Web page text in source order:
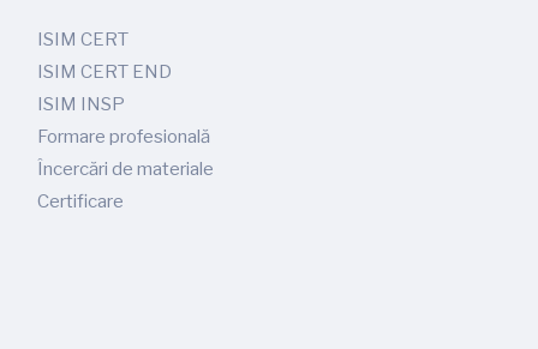
ISIM CERT
ISIM CERT END
ISIM INSP
Formare profesională
Încercări de materiale
Certificare